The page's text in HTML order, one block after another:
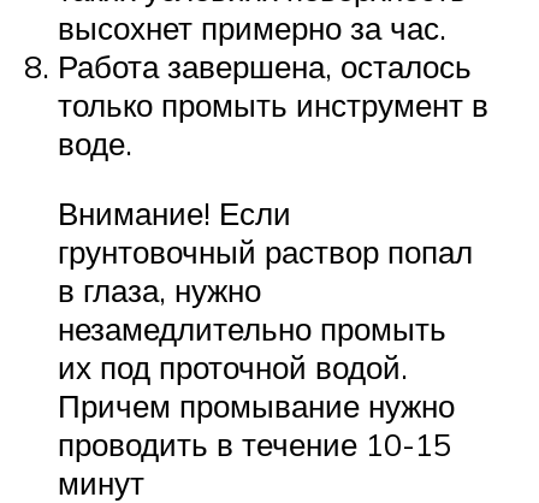
высохнет примерно за час.
Работа завершена, осталось
только промыть инструмент в
воде.
Внимание! Если
грунтовочный раствор попал
в глаза, нужно
незамедлительно промыть
их под проточной водой.
Причем промывание нужно
проводить в течение 10-15
минут